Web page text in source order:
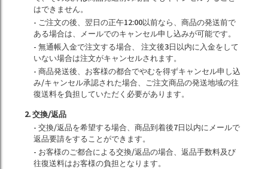
はできません。
- ご注文の後、翌日の正午12:00以前なら、商品の発送前で
ある場合は、メールでのキャンセル申し込みが可能です。
- 無通帳入金で注文する場合、 注文後3日以内に入金をして
いない場合は注文がキャンセルされます。
- 商品発送後、お客様の都合でやむを得ずキャンセル申し込
み/キャンセル承認された場合、ご注文商品の発送地域の往
復送料を負担していただく必要があります。
2. 交換/返品
- 交換/返品を希望する場合、商品到着後7日以内にメールで
返品要請をすることができます。
- お客様のご都合による交換/返品の場合、返品手数料及び
往復送料はお客様の負担となります。